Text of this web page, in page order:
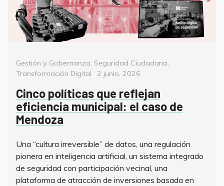
Categorías
Gestión y Gobernanza, Seguridad Ciudadana,
Transformación Digital
Posted
2 junio, 2026
Cinco políticas que reflejan
eficiencia municipal: el caso de
Mendoza
Una “cultura irreversible” de datos, una regulación
pionera en inteligencia artificial, un sistema integrado
de seguridad con participación vecinal, una
plataforma de atracción de inversiones basada en